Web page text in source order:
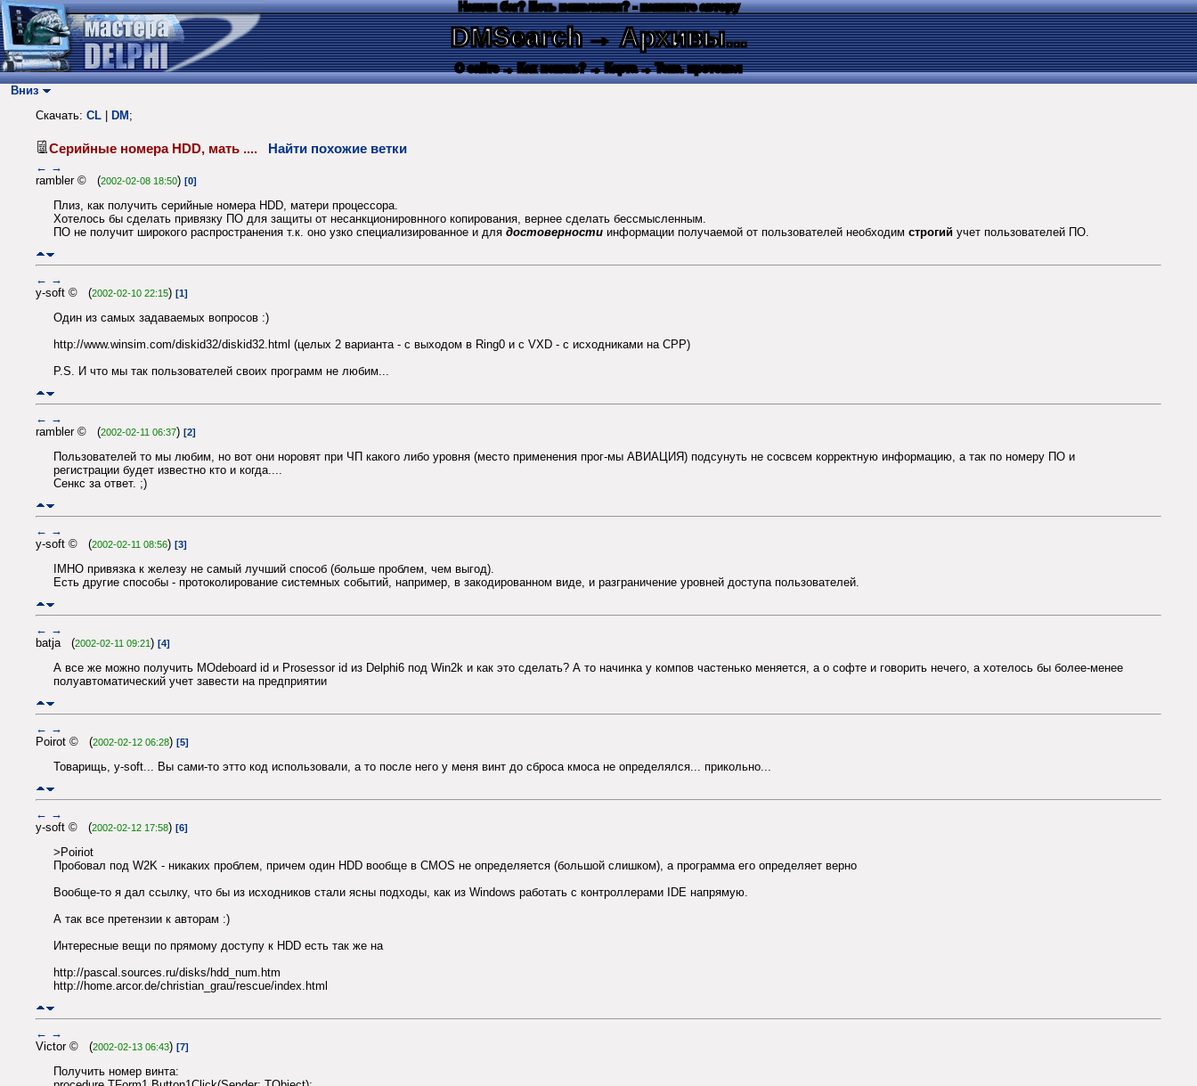
Нашли баг? Есть пожелания? - напишите автору
DMSearch→ Архивы...
О сайте → Как искать? → Карта → Текс. протокол
Вниз
Скачать: CL DM ;
Серийные номера HDD, мать .... Найти похожие ветки
← →
rambler © (2002-02-08 18:50) [0]
Плиз, как получить серийные номера HDD, матери процессора.
Хотелось бы сделать привязку ПО для защиты от несанкционировнного копирования, вернее сделать бессмысленным.
ПО не получит широкого распространения т.к. оно узко специализированное и для достоверности информации получаемой от пользователей необходим строгий учет пользователей ПО.
← →
y-soft © (2002-02-10 22:15) [1]
Один из самых задаваемых вопросов :)
http://www.winsim.com/diskid32/diskid32.html (целых 2 варианта - с выходом в Ring0 и с VXD - с исходниками на CPP)
P.S. И что мы так пользователей своих программ не любим...
← →
rambler © (2002-02-11 06:37) [2]
Пользователей то мы любим, но вот они норовят при ЧП какого либо уровня (место применения прог-мы АВИАЦИЯ) подсунуть не сосвсем корректную информацию, а так по номеру ПО и
регистрации будет известно кто и когда....
Сенкс за ответ. ;)
← →
y-soft © (2002-02-11 08:56) [3]
IMHO привязка к железу не самый лучший способ (больше проблем, чем выгод).
Есть другие способы - протоколирование системных событий, например, в закодированном виде, и разграничение уровней доступа пользователей.
← →
batja (2002-02-11 09:21) [4]
А все же можно получить MOdeboard id и Prosessor id из Delphi6 под Win2k и как это сделать? А то начинка у компов частенько меняется, а о софте и говорить нечего, а хотелось бы более-менее
полуавтоматический учет завести на предприятии
← →
Poirot © (2002-02-12 06:28) [5]
Товарищь, y-soft... Вы сами-то этто код использовали, а то после него у меня винт до сброса кмоса не определялся... прикольно...
← →
y-soft © (2002-02-12 17:58) [6]
>Poiriot
Пробовал под W2K - никаких проблем, причем один HDD вообще в CMOS не определяется (большой слишком), а программа его определяет верно
Вообще-то я дал ссылку, что бы из исходников стали ясны подходы, как из Windows работать с контроллерами IDE напрямую.
А так все претензии к авторам :)
Интересные вещи по прямому доступу к HDD есть так же на
http://pascal.sources.ru/disks/hdd_num.htm
http://home.arcor.de/christian_grau/rescue/index.html
← →
Victor © (2002-02-13 06:43) [7]
Получить номер винта: